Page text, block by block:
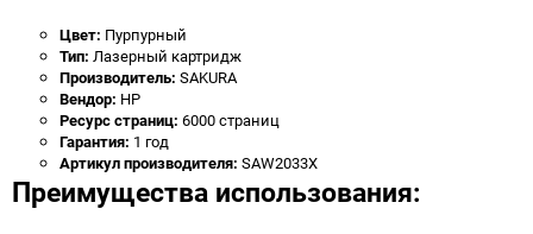
Цвет: Пурпурный
Тип: Лазерный картридж
Производитель: SAKURA
Вендор: HP
Ресурс страниц: 6000 страниц
Гарантия: 1 год
Артикул производителя: SAW2033X
Преимущества использования: